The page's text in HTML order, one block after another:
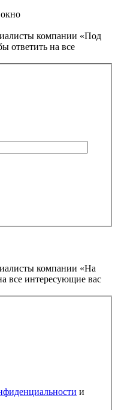
компании «Под
ответить на все
компании «На
все интересующие вас
и